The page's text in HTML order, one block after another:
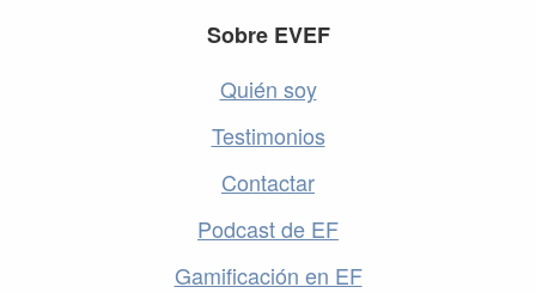
Sobre EVEF
Quién soy
Testimonios
Contactar
Podcast de EF
Gamificación en EF